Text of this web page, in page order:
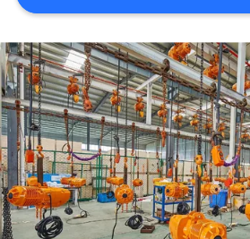
POLÍTICA
DE
PRIVACIDAD